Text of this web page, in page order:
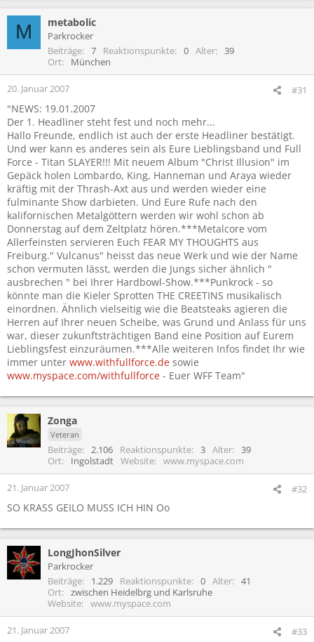
M metabolic
Parkrocker
Beiträge
7 Reaktionspunkte 0 Alter
39
Ort
München
20. Januar 2007 #31
"NEWS: 19.01.2007
Der 1. Headliner steht fest und noch mehr...
Hallo Freunde, endlich ist auch der erste Headliner bestätigt.
Und wer kann es anderes sein als Eure Lieblingsband und Full
Force - Titan SLAYER!!! Mit neuem Album "Christ Illusion" im
Gepäck holen Lombardo, King, Hanneman und Araya wieder
kräftig mit der Thrash-Axt aus und werden wieder eine
fulminante Show darbieten. Und Eure Rufe nach den
kalifornischen Metalgöttern werden wir wohl schon ab
Donnerstag auf dem Zeltplatz hören.***Metalcore vom
Allerfeinsten servieren Euch FEAR MY THOUGHTS aus
Freiburg." Vulcanus" heisst das neue Werk und wie der Name
schon vermuten lässt, werden die Jungs sicher ähnlich "
ausbrechen " bei Ihrer Hardbowl-Show.***Punkrock - so
könnte man die Kieler Sprotten THE CREETINS musikalisch
einordnen. Ähnlich vielseitig wie die Beatsteaks agieren die
Herren auf Ihrer neuen Scheibe, was Grund und Anlass für uns
war, dieser zukunftsträchtigen Band eine Position auf Eurem
Lieblingsfest einzuräumen.***Alle weiteren Infos findet Ihr wie
immer unter www.withfullforce.de sowie
www.myspace.com/withfullforce - Euer WFF Team"
Zonga
Veteran
Beiträge 2.106 Reaktionspunkte 3 Alter
39
Ort
Ingolstadt Website www.myspace.com
21. Januar 2007 #32
SO KRASS GEILO MUSS ICH HIN Oo
LongJhonSilver
Parkrocker
Beiträge
1.229 Reaktionspunkte 0 Alter
41
Ort
zwischen Heidelbrg und Karlsruhe
Website
www.myspace.com
21. Januar 2007 #33